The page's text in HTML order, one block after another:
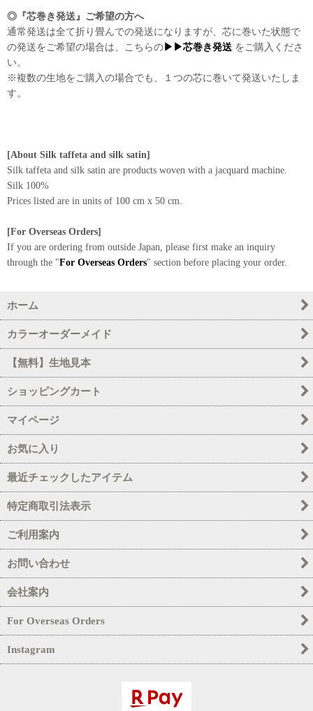
◎『芯巻き発送』ご希望の方へ
通常発送は全て折り畳んでの発送になりますが、芯に巻いた状態で
の発送をご希望の場合は、こちらの▶▶芯巻き発送 をご購入くださ
い。
※複数の生地をご購入の場合でも、１つの芯に巻いて発送いたしま
す。
[About Silk taffeta and silk satin]
Silk taffeta and silk satin are products woven with a jacquard machine.
Silk 100%
Prices listed are in units of 100 cm x 50 cm.
[For Overseas Orders]
If you are ordering from outside Japan, please first make an inquiry
through the "For Overseas Orders" section before placing your order.
ホーム
カラーオーダーメイド
【無料】生地見本
ショッピングカート
マイページ
お気に入り
最近チェックしたアイテム
特定商取引法表示
ご利用案内
お問い合わせ
会社案内
For Overseas Orders
Instagram